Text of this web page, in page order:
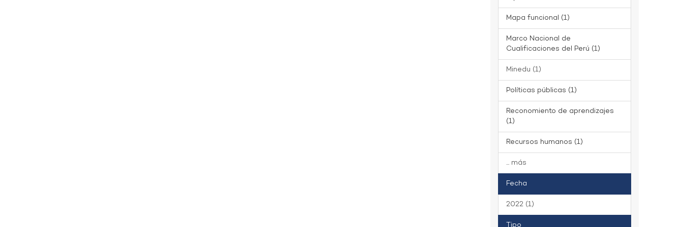
Mapa funcional (1)
Marco Nacional de
Cualificaciones del Perú (1)
Minedu (1)
Políticas públicas (1)
Reconomiento de aprendizajes
(1)
Recursos humanos (1)
... más
Fecha
2022 (1)